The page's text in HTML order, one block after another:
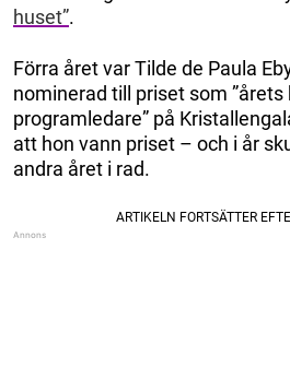
huset”.
Förra året var Tilde de Paula
nominerad till priset som ”årets
programledare” på
att hon vann priset – och i år
andra året i rad.